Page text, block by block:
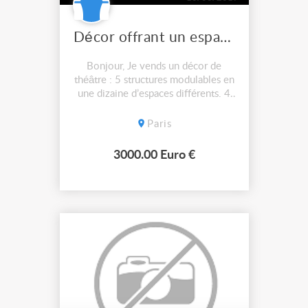
Décor offrant un espace à géométrie variable
Bonjour, Je vends un décor de
théâtre : 5 structures modulables en
une dizaine d’espaces différents. 4
bois sont sur roulettes et 1 fixe
fois) Dimension du décor :
mèt...
Paris
3000.00 Euro €